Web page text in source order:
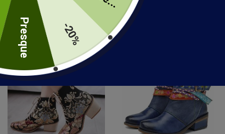
202.99
Choix des options
189.99
-20%
Presque